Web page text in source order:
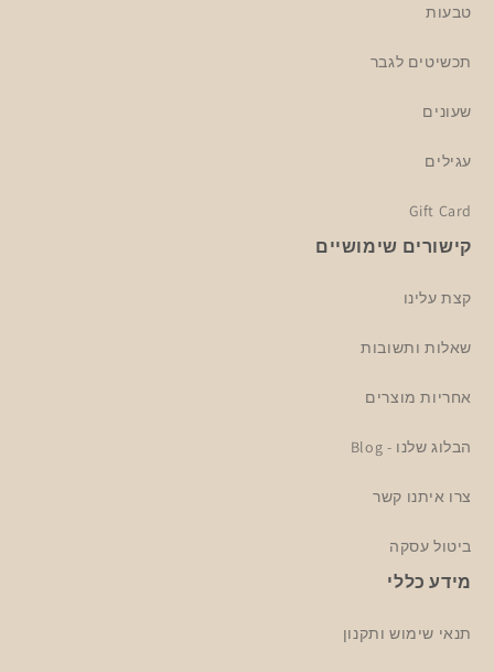
טבעות
תכשיטים לגבר
שעונים
עגילים
Gift Card
קישורים שימושיים
קצת עלינו
שאלות ותשובות
אחריות מוצרים
הבלוג שלנו - Blog
צרו איתנו קשר
ביטול עסקה
מידע כללי
תנאי שימוש ותקנון